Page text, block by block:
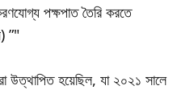
পক্ষপাত তৈরি করতে
”"
উত্থাপিত হয়েছিল, যা ২০২১ সালে